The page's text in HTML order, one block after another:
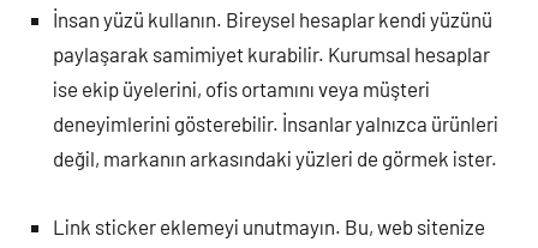
İnsan yüzü kullanın. Bireysel hesaplar kendi yüzünü
paylaşarak samimiyet kurabilir. Kurumsal hesaplar
ise ekip üyelerini, ofis ortamını veya müşteri
deneyimlerini gösterebilir. İnsanlar yalnızca ürünleri
değil, markanın arkasındaki yüzleri de görmek ister.
Link sticker eklemeyi unutmayın. Bu, web sitenize